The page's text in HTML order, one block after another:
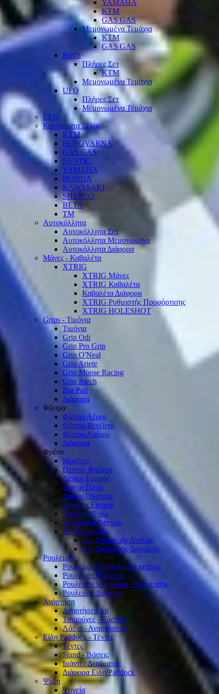
YAMAHA
KTM
GAS GAS
Μεμονωμένα Τεμάχια
KTM
GAS GAS
Rtech
Πλήρες Σετ
KTM
Μεμονωμένα Τεμάχια
UFO
Πλήρες Σετ
Μεμονωμένα Τεμάχια
LED
Καλύμματα Σέλας
KTM
HUSQVARNA
GAS GAS
FANTIC
YAMAHA
HONDA
KAWASAKI
SHERCO
BETA
TM
Αυτοκόλλητα
Αυτοκόλλητα Σετ
Αυτοκόλλητα Μεμονωμένα
Αυτοκόλλητα Διάφορα
Μάνες - Καβαλέτα
XTRIG
XTRIG Μάνες
XTRIG Καβαλέτα
Καβαλέτα Διάφορα
XTRIG Ρυθμιστής Προφόρτισης
XTRIG HOLESHOT
Grips - Τιμόνια
Τιμόνια
Grip Odi
Grip Pro Grip
Grip O'Neal
Grip Ariete
Grip Moose Racing
Grip Rtech
Bar Pad
Διάφορα
Φίλτρα
Φίλτρα Αέρος
Φίλτρα Βενζίνης
Φίλτρα Λαδιού
Διάφορα
Φρένα
Μανέτες
Πεντάλ Φρένου
Δίσκοι Εμπρός
Δίσκοι Πίσω
Δίσκοι Oversize
Τακάκια Εμπρός
Τακάκια Πίσω
Αξεσουάρ Φρένου
Κιτ Επισκευής
Κιτ Επισκευής Αντλίας
Κιτ Επισκευής Δαγκάνας
Ρουλεμάν
Ρουλεμάν Τροχών - Αποστάτες
Ρουλεμάν Ψαλιδιού
Ρουλεμάν Μοχλικού - Ανάρτησης
Ρουλεμάν Διάφορα
Ανάρτηση
Αναρτήσεις kit
Τσιμούχες - Ξύστρες
Λάδια - Αναρτήσεων
Είδη Paddock - Τέντες
Τέντες
Stand - Βάσεις
Ιμάντες Δεσίματος
Διάφορα Είδη Paddock
Ψύξη
Ψυγεία